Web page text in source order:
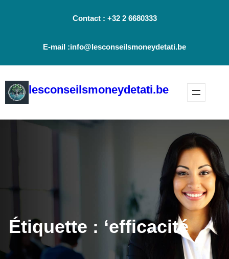
Contact : +32 2 6680333
E-mail :info@lesconseilsmoneydetati.be
lesconseilsmoneydetati.be
Étiquette : ‘efficacité